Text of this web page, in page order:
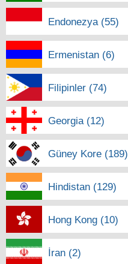
Endonezya (55)
Ermenistan (6)
Filipinler (74)
Georgia (12)
Güney Kore (189)
Hindistan (129)
Hong Kong (10)
İran (2)